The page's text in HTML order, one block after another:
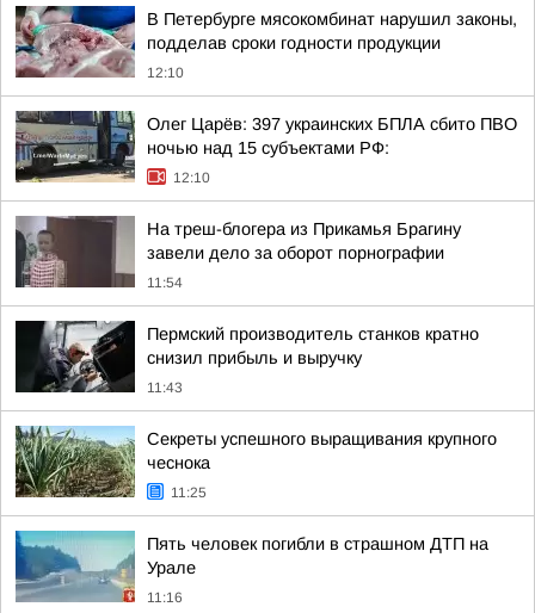
В Петербурге мясокомбинат нарушил законы,
подделав сроки годности продукции
12:10
Олег Царёв: 397 украинских БПЛА сбито ПВО
ночью над 15 субъектами РФ:
12:10
На треш-блогера из Прикамья Брагину
завели дело за оборот порнографии
11:54
Пермский производитель станков кратно
снизил прибыль и выручку
11:43
Секреты успешного выращивания крупного
чеснока
11:25
Пять человек погибли в страшном ДТП на
Урале
11:16